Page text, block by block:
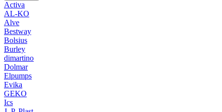
Activa
AL-KO
Alve
Bestway
Bolsius
Burley
dimartino
Dolmar
Elpumps
Evika
GEKO
Ics